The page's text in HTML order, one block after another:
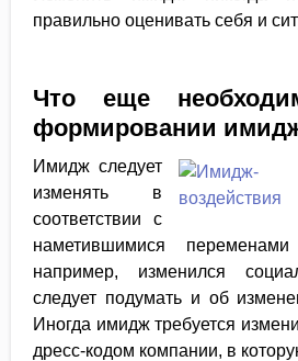
правильно оценивать себя и
Что еще
формировании
Имидж следует
изменять в
соответствии с
наметившимися
например, изменился
следует подумать и об
Иногда имидж требуется
дресс-кодом компании, в